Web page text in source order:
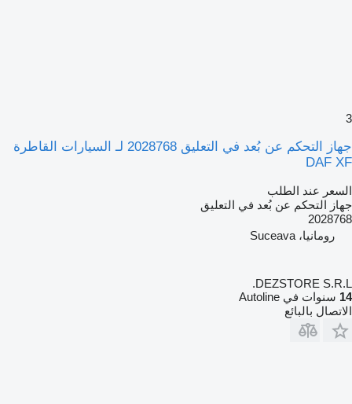
3
جهاز التحكم عن بُعد في التعليق 2028768 لـ السيارات القاطرة
DAF XF
السعر عند الطلب
جهاز التحكم عن بُعد في التعليق
2028768
رومانيا، Suceava
DEZSTORE S.R.L.
14 سنوات في Autoline
الاتصال بالبائع